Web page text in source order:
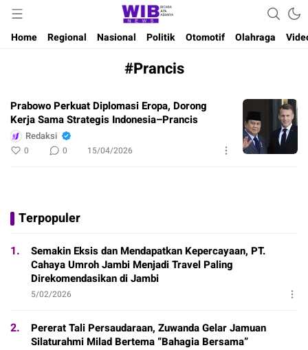
Wibnews
Waktu Indonesia Bicara
Home
Regional Nasional Politik Otomotif Olahraga
#Prancis
Prabowo Perkuat Diplomasi Eropa, Dorong
Kerja Sama Strategis Indonesia–Prancis
Redaksi
0 0 15/04/2026
Terpopuler
1.
Semakin Eksis dan Mendapatkan Kepercayaan, PT.
Cahaya Umroh Jambi Menjadi Travel Paling
Direkomendasikan di Jambi
5/02/2026
2.
Pererat Tali Persaudaraan, Zuwanda Gelar Jamuan
Silaturahmi Milad Bertema “Bahagia Bersama”